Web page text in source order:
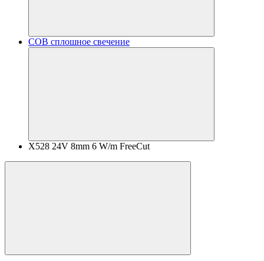
COB сплошное свечение
X528 24V 8mm 6 W/m FreeCut